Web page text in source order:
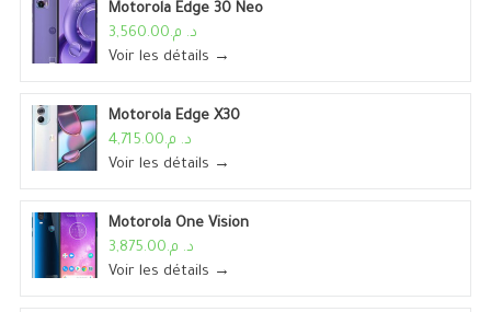
Motorola Edge 30 Neo
د. م.3,560.00
Voir les détails →
Motorola Edge X30
د. م.4,715.00
Voir les détails →
Motorola One Vision
د. م.3,875.00
Voir les détails →